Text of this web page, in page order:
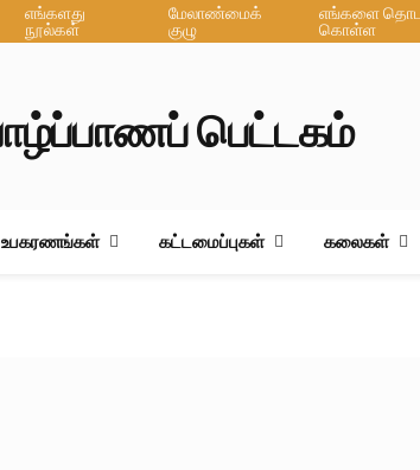
எங்களது
நூல்கள்
மேலாண்மைக்
குழு
எங்களை
கொள்ள
உபகரணங்கள் கட்டமைப்புகள் கலைகள்